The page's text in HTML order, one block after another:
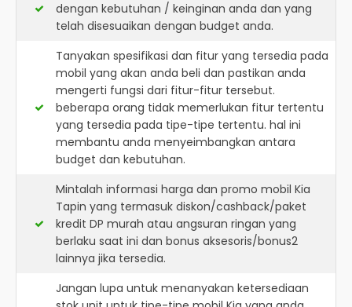
dengan kebutuhan / keinginan anda dan yang
telah disesuaikan dengan budget anda.
Tanyakan spesifikasi dan fitur yang tersedia pada
mobil yang akan anda beli dan pastikan anda
mengerti fungsi dari fitur-fitur tersebut.
beberapa orang tidak memerlukan fitur tertentu
yang tersedia pada tipe-tipe tertentu. hal ini
membantu anda menyeimbangkan antara
budget dan kebutuhan.
Mintalah informasi harga dan promo mobil Kia
Tapin yang termasuk diskon/cashback/paket
kredit DP murah atau angsuran ringan yang
berlaku saat ini dan bonus aksesoris/bonus2
lainnya jika tersedia.
Jangan lupa untuk menanyakan ketersediaan